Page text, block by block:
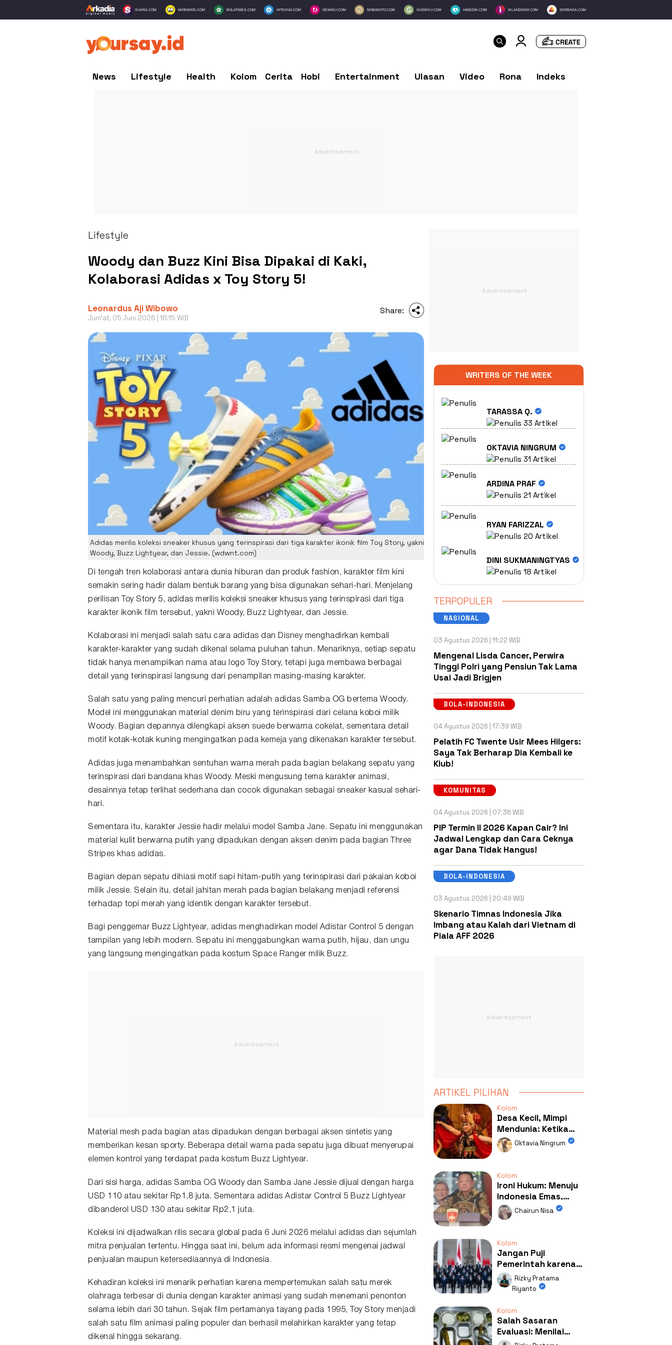
SUARA.COM MATAMATA.COM BOLATIMES.COM HITEKNO.COM DEWIKU.COM MOBIMOTO.COM GUIDEKU.COM HIMEDIK.COM IKLANDISINI.COM SERBADA.COM
News Lifestyle Health Kolom Cerita Hobi Entertainment Ulasan Video Rona Indeks
Lifestyle
Woody dan Buzz Kini Bisa Dipakai di Kaki,
Kolaborasi Adidas x Toy Story 5!
Leonardus Aji Wibowo
Jum'at, 05 Juni 2026 | 16:15 WIB
Share:
Adidas merilis koleksi sneaker khusus yang terinspirasi dari tiga karakter ikonik film Toy Story, yakni
Woody, Buzz Lightyear, dan Jessie. (wdwnt.com)
Di tengah tren kolaborasi antara dunia hiburan dan produk fashion, karakter film kini
semakin sering hadir dalam bentuk barang yang bisa digunakan sehari-hari. Menjelang
perilisan
Toy Story5, adidas merilis koleksi sneaker khusus yang terinspirasi dari tiga
karakter ikonik film tersebut, yakni
Woody, Buzz Lightyear, dan Jessie.
Kolaborasi ini menjadi salah satu cara adidas dan Disney menghadirkan kembali
karakter-karakter yang sudah dikenal selama puluhan tahun. Menariknya, setiap sepatu
tidak hanya menampilkan nama atau logo Toy Story, tetapi juga membawa berbagai
detail yang terinspirasi langsung dari penampilan masing-masing karakter.
Salah satu yang paling mencuri perhatian adalah adidas Samba OG bertema Woody.
Model ini menggunakan material denim biru yang terinspirasi dari celana koboi milik
Woody. Bagian depannya dilengkapi aksen suede berwarna cokelat, sementara detail
motif kotak-kotak kuning mengingatkan pada kemeja yang dikenakan karakter tersebut.
Adidas juga menambahkan sentuhan warna merah pada bagian belakang sepatu yang
terinspirasi dari bandana khas Woody. Meski mengusung tema karakter animasi,
desainnya tetap terlihat sederhana dan cocok digunakan sebagai sneaker kasual sehari-
hari.
Sementara itu, karakter Jessie hadir melalui model Samba Jane. Sepatu ini menggunakan
material kulit berwarna putih yang dipadukan dengan aksen denim pada bagian Three
Stripes khas adidas.
Bagian depan sepatu dihiasi motif sapi hitam-putih yang terinspirasi dari pakaian koboi
milik Jessie. Selain itu, detail jahitan merah pada bagian belakang menjadi referensi
terhadap topi merah yang identik dengan karakter tersebut.
Bagi penggemar Buzz Lightyear, adidas menghadirkan model Adistar Control 5 dengan
tampilan yang lebih modern. Sepatu ini menggabungkan warna putih, hijau, dan ungu
yang langsung mengingatkan pada kostum Space Ranger milik Buzz.
Material mesh pada bagian atas dipadukan dengan berbagai aksen sintetis yang
memberikan kesan sporty. Beberapa detail warna pada sepatu juga dibuat menyerupai
elemen kontrol yang terdapat pada kostum Buzz Lightyear.
Dari sisi harga, adidas Samba OG Woody dan Samba Jane Jessie dijual dengan harga
USD 110 atau sekitar Rp1,8 juta. Sementara adidas Adistar Control 5 Buzz Lightyear
dibanderol USD 130 atau sekitar Rp2,1 juta.
Koleksi ini dijadwalkan rilis secara global pada 6 Juni 2026 melalui adidas dan sejumlah
mitra penjualan tertentu. Hingga saat ini, belum ada informasi resmi mengenai jadwal
penjualan maupun ketersediaannya di Indonesia.
Kehadiran koleksi ini menarik perhatian karena mempertemukan salah satu merek
olahraga terbesar di dunia dengan karakter animasi yang sudah menemani penonton
selama lebih dari 30 tahun. Sejak film pertamanya tayang pada 1995, Toy Story menjadi
salah satu film animasi paling populer dan berhasil melahirkan karakter yang tetap
dikenal hingga sekarang.
WRITERS OF THE WEEK
TARASSA Q.
33 Artikel
OKTAVIA NINGRUM
31 Artikel
ARDINA PRAF
21 Artikel
RYAN FARIZZAL
20 Artikel
DINI SUKMANINGTYAS
18 Artikel
TERPOPULER
NASIONAL
03 Agustus 2026 | 11:22 WIB
Mengenal Lisda Cancer, Perwira
Tinggi Polri yang Pensiun Tak Lama
Usai Jadi Brigjen
BOLA-INDONESIA
04 Agustus 2026 | 17:39 WIB
Pelatih FC Twente Usir Mees Hilgers:
Saya Tak Berharap Dia Kembali ke
Klub!
KOMUNITAS
04 Agustus 2026 | 07:36 WIB
PIP Termin II 2026 Kapan Cair? Ini
Jadwal Lengkap dan Cara Ceknya
agar Dana Tidak Hangus!
BOLA-INDONESIA
03 Agustus 2026 | 20:49 WIB
Skenario Timnas Indonesia Jika
Imbang atau Kalah dari Vietnam di
Piala AFF 2026
ARTIKEL PILIHAN
Kolom
Desa Kecil, Mimpi
Mendunia: Ketika
Kolaborasi
Mengubah Wajah
Oktavia Ningrum
Kolom
Ironi Hukum: Menuju
Indonesia Emas,
Ternyata Emasnya
Ada di Rumah Febrie!
Chairun Nisa
Kolom
Jangan Puji
Pemerintah karena
Kerja: Mengapa
Publik Begitu Mudah
Rizky Pratama
Riyanto
Kolom
Salah Sasaran
Evaluasi: Menilai
Program MBG Lewat